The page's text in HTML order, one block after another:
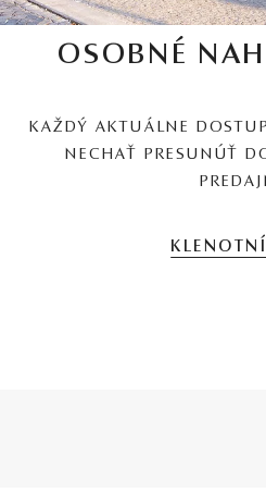
OSOBNÉ
KAŽDÝ AKTUÁLNE
NECHAŤ PRESUNÚŤ